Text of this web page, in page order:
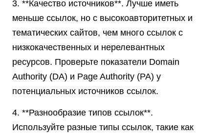
3. **Качество источников**. Лучше иметь
меньше ссылок, но с высокоавторитетных и
тематических сайтов, чем много ссылок с
низкокачественных и нерелевантных
ресурсов. Проверьте показатели Domain
Authority (DA) и Page Authority (PA) у
потенциальных источников ссылок.
4. **Разнообразие типов ссылок**.
Используйте разные типы ссылок, такие как